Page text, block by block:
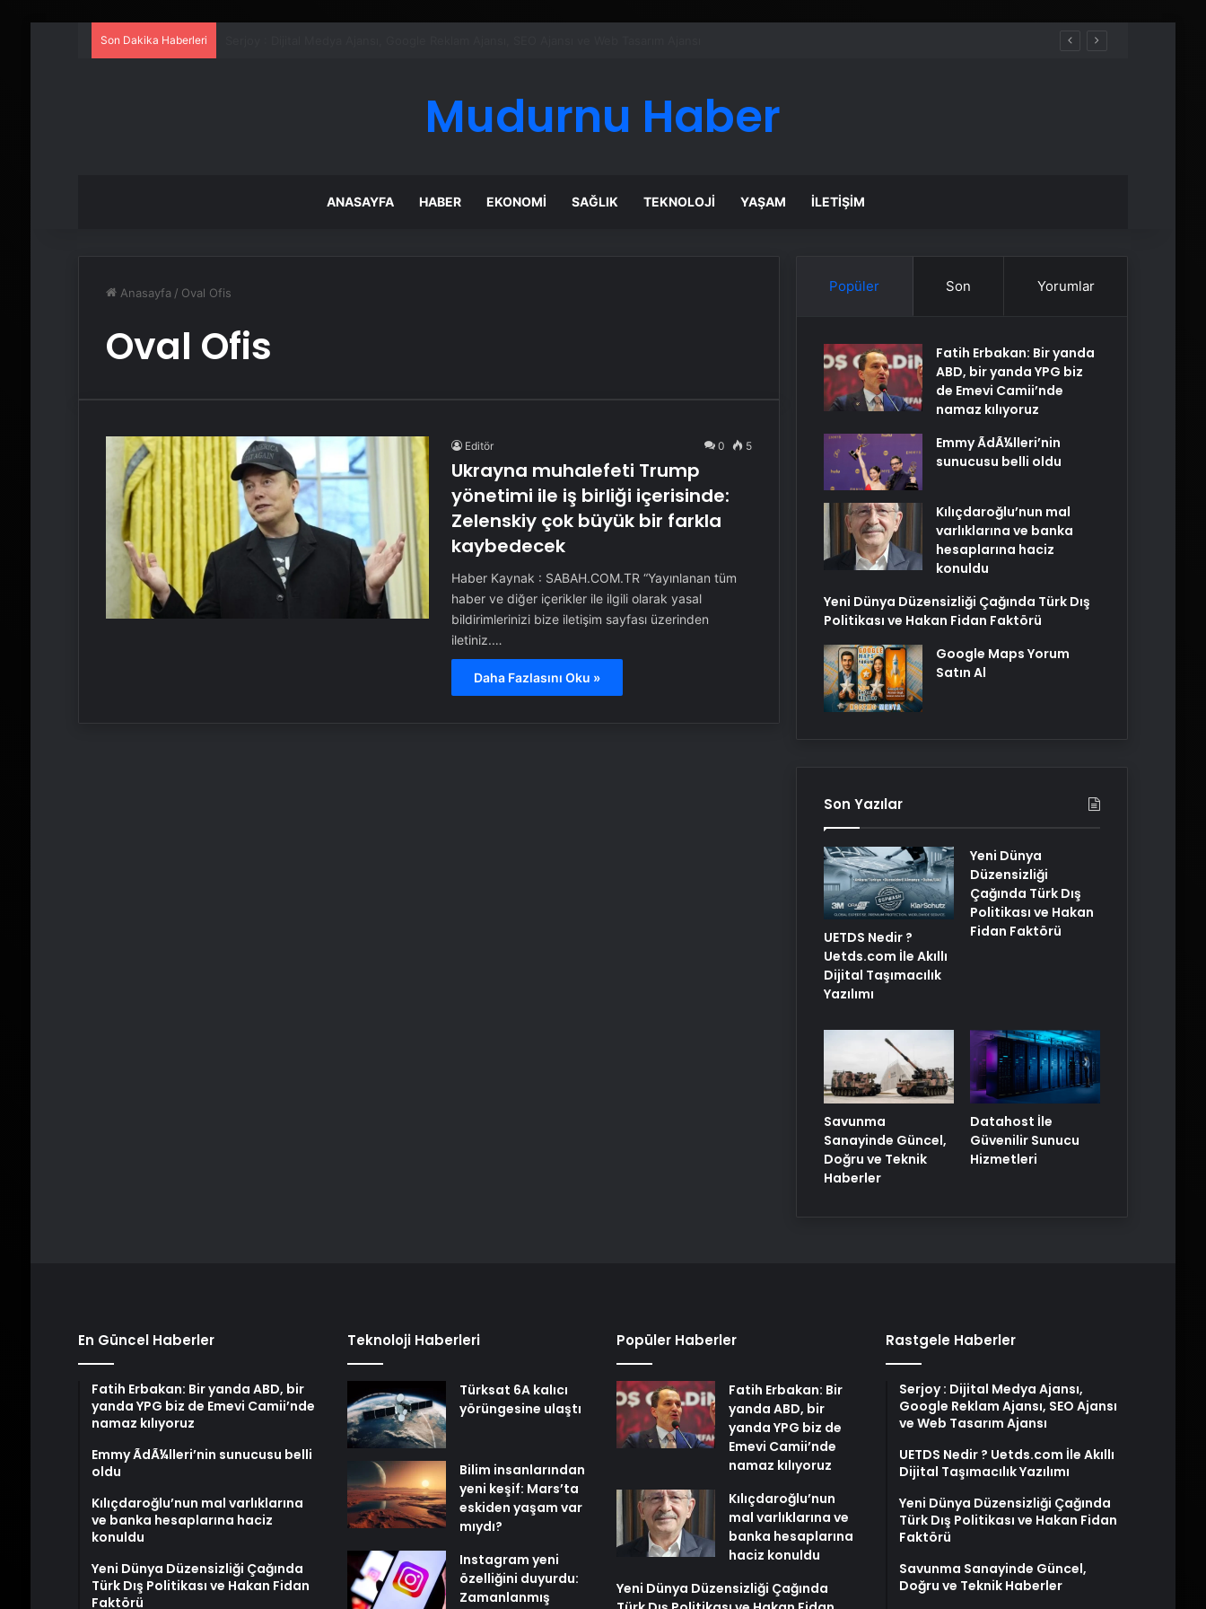
Son Dakika Haberleri
Mudurnu Haber
ANASAYFA HABER EKONOMI SAĞLIK TEKNOLOJI YAŞAM İLETIŞIM
Anasayfa / Oval Ofis
Oval Ofis
Editör 0 5
Ukrayna muhalefeti Trump
yönetimi ile iş birliği içerisinde:
Zelenskiy çok büyük bir farkla
kaybedecek
Haber Kaynak : SABAH.COM.TR “Yayınlanan tüm
haber ve diğer içerikler ile ilgili olarak yasal
bildirimlerinizi bize iletişim sayfası üzerinden
iletiniz.…
Daha Fazlasını Oku »
Popüler Son Yorumlar
Fatih Erbakan: Bir yanda
ABD, bir yanda YPG biz
de Emevi Camii’nde
namaz kılıyoruz
Emmy ÃdÃ¼lleri’nin
sunucusu belli oldu
Kılıçdaroğlu’nun mal
varlıklarına ve banka
hesaplarına haciz
konuldu
Yeni Dünya Düzensizliği Çağında Türk Dış
Politikası ve Hakan Fidan Faktörü
Google Maps Yorum
Satın Al
Son Yazılar
UETDS Nedir ?
Uetds.com İle Akıllı
Dijital Taşımacılık
Yazılımı
Yeni Dünya
Düzensizliği
Çağında Türk Dış
Politikası ve Hakan
Fidan Faktörü
Savunma
Sanayinde Güncel,
Doğru ve Teknik
Haberler
Datahost İle
Güvenilir Sunucu
Hizmetleri
En Güncel Haberler
Fatih Erbakan: Bir yanda ABD, bir
yanda YPG biz de Emevi Camii’nde
namaz kılıyoruz
Emmy ÃdÃ¼lleri’nin sunucusu belli
oldu
Kılıçdaroğlu’nun mal varlıklarına
ve banka hesaplarına haciz
konuldu
Yeni Dünya Düzensizliği Çağında
Türk Dış Politikası ve Hakan Fidan
Faktörü
Teknoloji Haberleri
Türksat 6A kalıcı
yörüngesine ulaştı
Bilim insanlarından
yeni keşif: Mars’ta
eskiden yaşam var
mıydı?
Instagram yeni
özelliğini duyurdu:
Zamanlanmış
Popüler Haberler
Fatih Erbakan: Bir
yanda ABD, bir
yanda YPG biz de
Emevi Camii’nde
namaz kılıyoruz
Kılıçdaroğlu’nun
mal varlıklarına ve
banka hesaplarına
haciz konuldu
Yeni Dünya Düzensizliği Çağında
Rastgele Haberler
Serjoy : Dijital Medya Ajansı,
Google Reklam Ajansı, SEO Ajansı
ve Web Tasarım Ajansı
UETDS Nedir ? Uetds.com İle Akıllı
Dijital Taşımacılık Yazılımı
Yeni Dünya Düzensizliği Çağında
Türk Dış Politikası ve Hakan Fidan
Faktörü
Savunma Sanayinde Güncel,
Doğru ve Teknik Haberler